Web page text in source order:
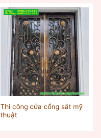
Thi công cửa cổng sắt mỹ
thuật